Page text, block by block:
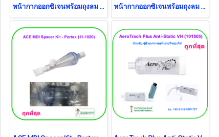
หน้ากากออกซิเจนพร้อมถุงลม Oxygen Mask with Bag สำหรับผู้ใหญ่ Galemed (AO0093) หน้ากากออกซิเจนพร้อมถุงลม Oxygen Mask with Bag สำหรับผู้ใหญ่ (Galemed 3675) (exp แล้ว)